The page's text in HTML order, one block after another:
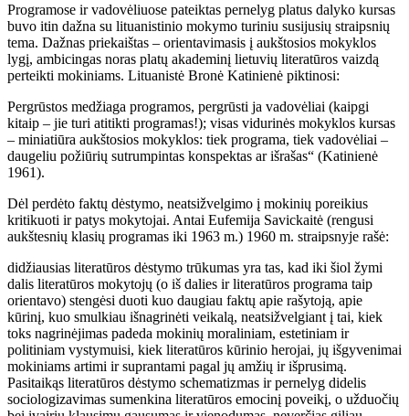
Programose ir vadovėliuose pateiktas pernelyg platus dalyko kursas
buvo itin dažna su lituanistinio mokymo turiniu susijusių straipsnių
tema. Dažnas priekaištas – orientavimasis į aukštosios mokyklos
lygį, ambicingas noras platų akademinį lietuvių literatūros vaizdą
perteikti mokiniams. Lituanistė Bronė Katinienė piktinosi:
Pergrūstos medžiaga programos, pergrūsti ja vadovėliai (kaipgi
kitaip – jie turi atitikti programas!); visas vidurinės mokyklos kursas
– miniatiūra aukštosios mokyklos: tiek programa, tiek vadovėliai –
daugeliu požiūrių sutrumpintas konspektas ar išrašas“ (Katinienė
1961).
Dėl perdėto faktų dėstymo, neatsižvelgimo į mokinių poreikius
kritikuoti ir patys mokytojai. Antai Eufemija Savickaitė (rengusi
aukštesnių klasių programas iki 1963 m.) 1960 m. straipsnyje rašė:
didžiausias literatūros dėstymo trūkumas yra tas, kad iki šiol žymi
dalis literatūros mokytojų (o iš dalies ir literatūros programa taip
orientavo) stengėsi duoti kuo daugiau faktų apie rašytoją, apie
kūrinį, kuo smulkiau išnagrinėti veikalą, neatsižvelgiant į tai, kiek
toks nagrinėjimas padeda mokinių moraliniam, estetiniam ir
politiniam vystymuisi, kiek literatūros kūrinio herojai, jų išgyvenimai
mokiniams artimi ir suprantami pagal jų amžių ir išprusimą.
Pasitaikąs literatūros dėstymo schematizmas ir pernelyg didelis
sociologizavimas sumenkina literatūros emocinį poveikį, o užduočių